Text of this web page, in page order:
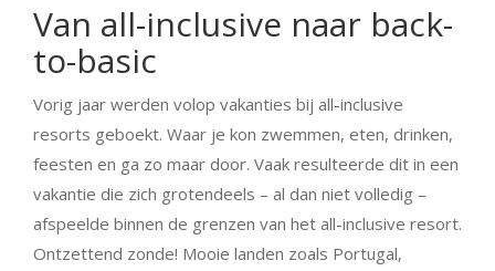
Van all-inclusive naar back-
to-basic
Vorig jaar werden volop vakanties bij all-inclusive
resorts geboekt. Waar je kon zwemmen, eten, drinken,
feesten en ga zo maar door. Vaak resulteerde dit in een
vakantie die zich grotendeels – al dan niet volledig –
afspeelde binnen de grenzen van het all-inclusive resort.
Ontzettend zonde! Mooie landen zoals Portugal,